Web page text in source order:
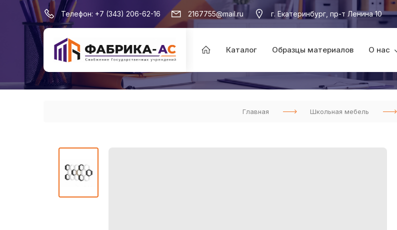
Телефон: +7 (343) 206-62-16 2167755@mail.ru г. Екатеринбург, пр-т Ленина 10
Каталог Образцы материалов О нас
Главная Школьная мебель